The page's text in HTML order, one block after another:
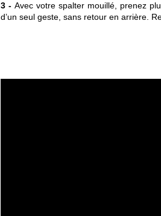
3 - Avec votre spalter mouillé, prenez
d’un seul geste, sans retour en arrière.